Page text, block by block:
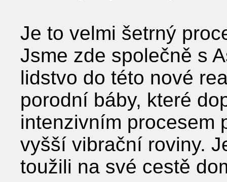
Je to velmi šetrný
Jsme zde společně s
lidstvo do této nové
porodní báby, které
intenzivním procesem
vyšší vibrační roviny.
toužili na své cestě